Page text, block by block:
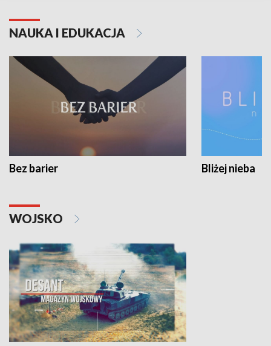
NAUKA I EDUKACJA
Bez barier Bliżej nieba
WOJSKO